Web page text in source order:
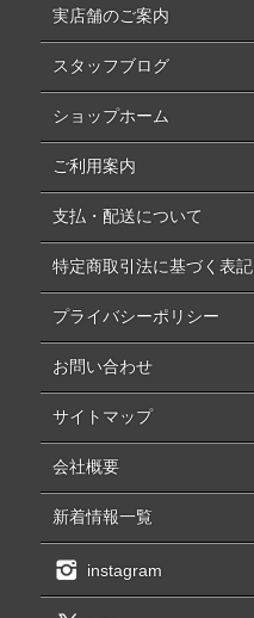
実店舗のご案内
スタッフブログ
ショップホーム
ご利用案内
支払・配送について
特定商取引法に基づく表記
プライバシーポリシー
お問い合わせ
サイトマップ
会社概要
新着情報一覧
instagram